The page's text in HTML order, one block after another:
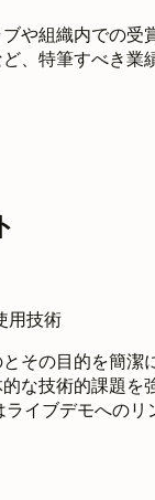
や組織内での受
、特筆すべき業
用技術
その目的を簡潔
な技術的課題を
イブデモへのリ